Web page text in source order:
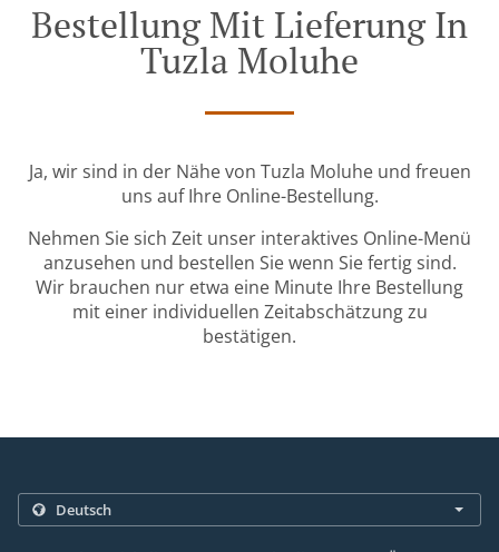
Bestellung Mit Lieferung In
Tuzla Moluhe
Ja, wir sind in der Nähe von Tuzla Moluhe und freuen
uns auf Ihre Online-Bestellung.
Nehmen Sie sich Zeit unser interaktives Online-Menü
anzusehen und bestellen Sie wenn Sie fertig sind.
Wir brauchen nur etwa eine Minute Ihre Bestellung
mit einer individuellen Zeitabschätzung zu
bestätigen.